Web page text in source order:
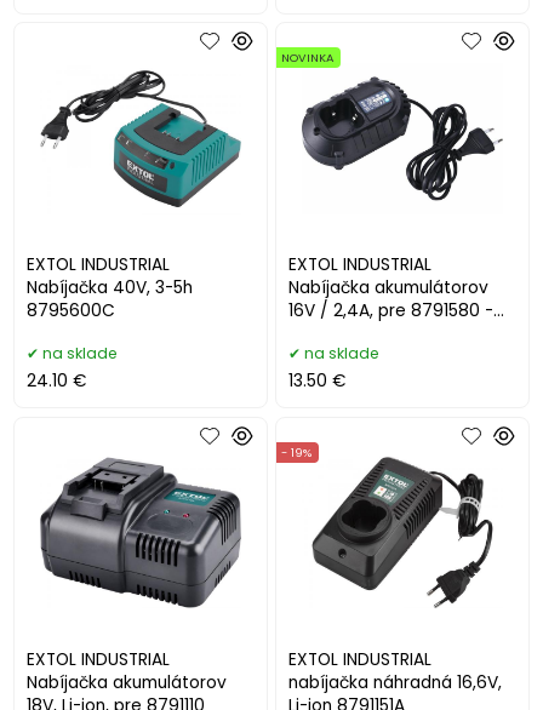
EXTOL INDUSTRIAL
Nabíjačka 40V, 3-5h
8795600C
na sklade
24.10 €
EXTOL INDUSTRIAL
Nabíjačka akumulátorov
16V / 2,4A, pre 8791580 -
NOVINKA
na sklade
13.50 €
EXTOL INDUSTRIAL
Nabíjačka akumulátorov
18V, Li-ion, pre 8791110
EXTOL INDUSTRIAL
nabíjačka náhradná 16,6V,
Li-ion 8791151A
- 19%